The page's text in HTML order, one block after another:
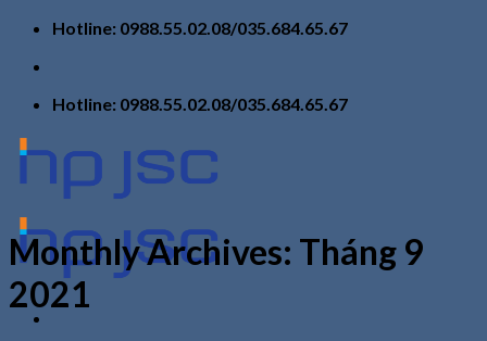
Skip
content
Hotline: 0988.55.02.08/035.684.65.67
Hotline: 0988.55.02.08/035.684.65.67
Monthly Archives: Tháng 9
2021